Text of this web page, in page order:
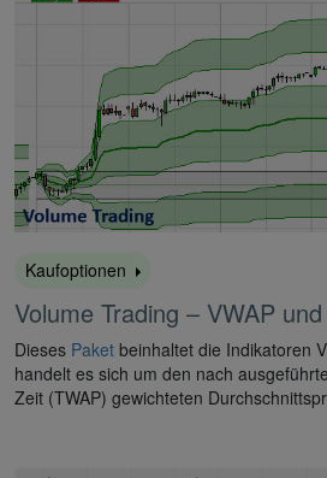
Kaufoptionen
Volume Trading – VWAP
Dieses Paket beinhaltet die Indikatoren
handelt es sich um den nach
Zeit (TWAP) gewichteten